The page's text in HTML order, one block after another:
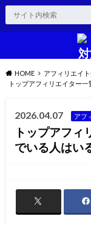
HOME
アフィリエイ
トップアフィリエイター
2026.04.07 アフ
トップアフィ
でいる人はい